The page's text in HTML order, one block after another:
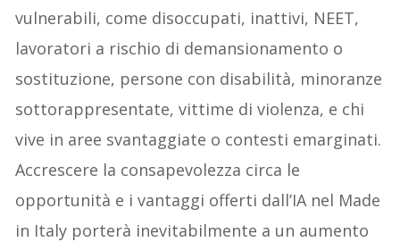
vulnerabili, come disoccupati, inattivi, NEET,
lavoratori a rischio di demansionamento o
sostituzione, persone con disabilità, minoranze
sottorappresentate, vittime di violenza, e chi
vive in aree svantaggiate o contesti emarginati.
Accrescere la consapevolezza circa le
opportunità e i vantaggi offerti dall’IA nel Made
in Italy porterà inevitabilmente a un aumento